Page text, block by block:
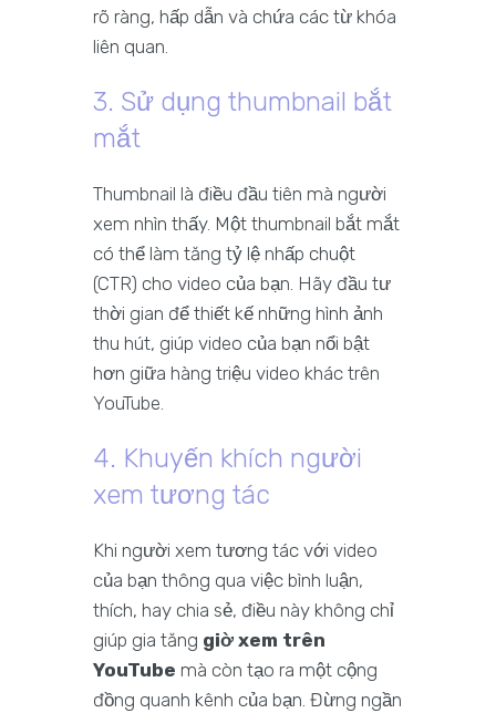
rõ ràng, hấp dẫn và chứa các từ khóa
liên quan.
3. Sử dụng thumbnail bắt
mắt
Thumbnail là điều đầu tiên mà người
xem nhìn thấy. Một thumbnail bắt mắt
có thể làm tăng tỷ lệ nhấp chuột
(CTR) cho video của bạn. Hãy đầu tư
thời gian để thiết kế những hình ảnh
thu hút, giúp video của bạn nổi bật
hơn giữa hàng triệu video khác trên
YouTube.
4. Khuyến khích người
xem tương tác
Khi người xem tương tác với video
của bạn thông qua việc bình luận,
thích, hay chia sẻ, điều này không chỉ
giúp gia tăng giờ xem trên
YouTube mà còn tạo ra một cộng
đồng quanh kênh của bạn. Đừng ngần